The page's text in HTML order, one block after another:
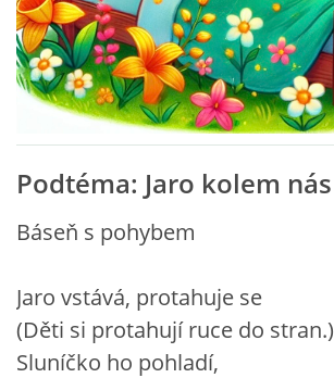
VZDĚLÁVACÍ BLOK ŘÍJEN
VZDĚLÁVACÍ BLOK LISTOPAD
VZDĚLÁVACÍ BLOK PROSINEC
VZDĚLÁVACÍ BLOK ÚNOR
Podtéma: Jaro kolem nás
Báseň s pohybem
Jaro vstává, protahuje se
(Děti si protahují ruce do stran.)
Sluníčko ho pohladí,